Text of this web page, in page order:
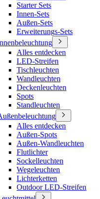
Starter Sets
Innen-Sets
Außen-Sets
Erweiterungs-Sets
Alles entdecken
LED-Streifen
Tischleuchten
Wandleuchten
Deckenleuchten
Spots
Standleuchten
Alles entdecken
Außen-Spots
Außen-Wandleuchten
Flutlichter
Sockelleuchten
Wegeleuchten
Lichterketten
Outdoor LED-Streifen